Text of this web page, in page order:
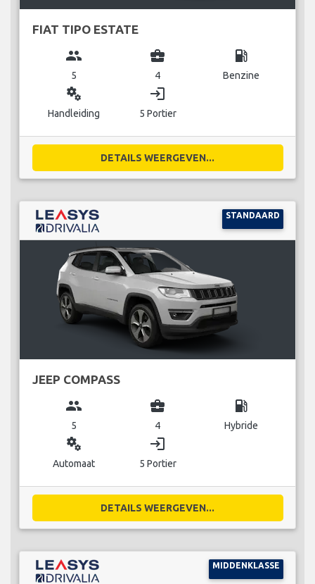
FIAT TIPO ESTATE
group
5
business_center
4
local_gas_station
Benzine
miscellaneous_services
Handleiding
login
5 Portier
DETAILS WEERGEVEN...
STANDAARD
JEEP COMPASS
group
5
business_center
4
local_gas_station
Hybride
miscellaneous_services
Automaat
login
5 Portier
DETAILS WEERGEVEN...
MIDDENKLASSE